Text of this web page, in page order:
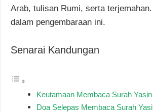
Arab, tulisan Rumi, serta
dalam pengembaraan ini.
Senarai Kandungan
Keutamaan Membaca Surah Yasin
Doa Selepas Membaca Surah